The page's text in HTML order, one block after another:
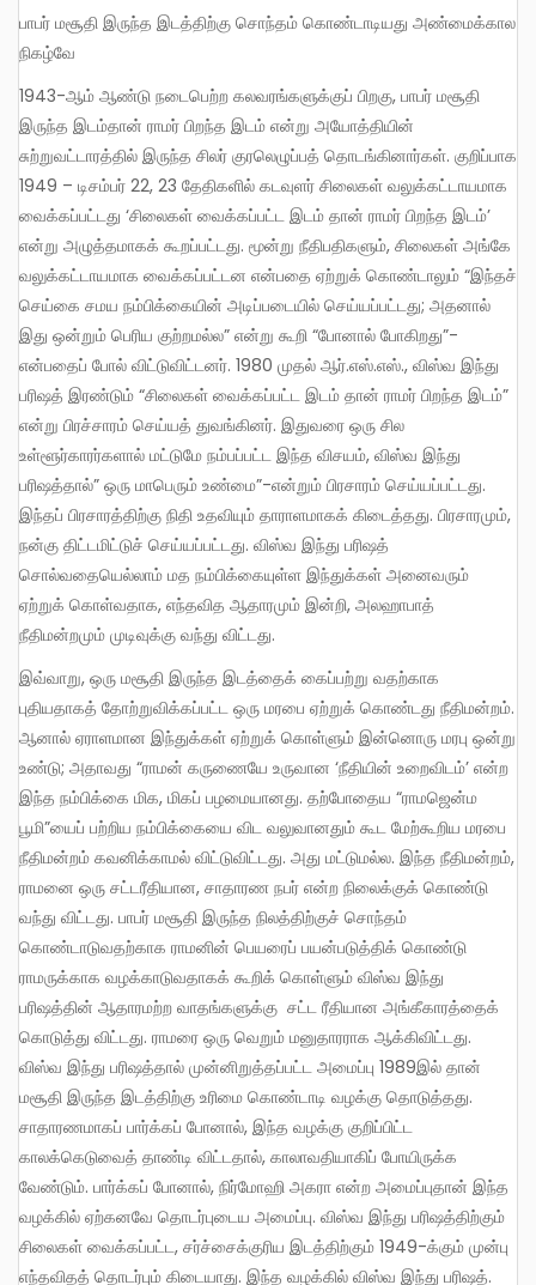
பாபர் மசூதி இருந்த இடத்திற்கு சொந்தம் கொண்டாடியது அண்மைக்கால
நிகழ்வே
1943-ஆம் ஆண்டு நடைபெற்ற கலவரங்களுக்குப் பிறகு, பாபர் மசூதி
இருந்த இடம்தான் ராமர் பிறந்த இடம் என்று அயோத்தியின்
சுற்றுவட்டாரத்தில் இருந்த சிலர் குரலெழுப்பத் தொடங்கினார்கள். குறிப்பாக
1949 – டிசம்பர் 22, 23 தேதிகளில் கடவுளர் சிலைகள் வலுக்கட்டாயமாக
வைக்கப்பட்டது ‘சிலைகள் வைக்கப்பட்ட இடம் தான் ராமர் பிறந்த இடம்’
என்று அழுத்தமாகக் கூறப்பட்டது. மூன்று நீதிபதிகளும், சிலைகள் அங்கே
வலுக்கட்டாயமாக வைக்கப்பட்டன என்பதை ஏற்றுக் கொண்டாலும் “இந்தச்
செய்கை சமய நம்பிக்கையின் அடிப்படையில் செய்யப்பட்டது; அதனால்
இது ஒன்றும் பெரிய குற்றமல்ல” என்று கூறி “போனால் போகிறது”-
என்பதைப் போல் விட்டுவிட்டனர். 1980 முதல் ஆர்.எஸ்.எஸ்., விஸ்வ இந்து
பரிஷத் இரண்டும் “சிலைகள் வைக்கப்பட்ட இடம் தான் ராமர் பிறந்த இடம்”
என்று பிரச்சாரம் செய்யத் துவங்கினர். இதுவரை ஒரு சில
உள்ளூர்காரர்களால் மட்டுமே நம்பப்பட்ட இந்த விசயம், விஸ்வ இந்து
பரிஷத்தால்” ஒரு மாபெரும் உண்மை”-என்றும் பிரசாரம் செய்யப்பட்டது.
இந்தப் பிரசாரத்திற்கு நிதி உதவியும் தாராளமாகக் கிடைத்தது. பிரசாரமும்,
நன்கு திட்டமிட்டுச் செய்யப்பட்டது. விஸ்வ இந்து பரிஷத்
சொல்வதையெல்லாம் மத நம்பிக்கையுள்ள இந்துக்கள் அனைவரும்
ஏற்றுக் கொள்வதாக, எந்தவித ஆதாரமும் இன்றி, அலஹாபாத்
நீதிமன்றமும் முடிவுக்கு வந்து விட்டது.
இவ்வாறு, ஒரு மசூதி இருந்த இடத்தைக் கைப்பற்று வதற்காக
புதியதாகத் தோற்றுவிக்கப்பட்ட ஒரு மரபை ஏற்றுக் கொண்டது நீதிமன்றம்.
ஆனால் ஏராளமான இந்துக்கள் ஏற்றுக் கொள்ளும் இன்னொரு மரபு ஒன்று
உண்டு; அதாவது “ராமன் கருணையே உருவான ‘நீதியின் உறைவிடம்’ என்ற
இந்த நம்பிக்கை மிக, மிகப் பழமையானது. தற்போதைய “ராமஜென்ம
பூமி”யைப் பற்றிய நம்பிக்கையை விட வலுவானதும் கூட மேற்கூறிய மரபை
நீதிமன்றம் கவனிக்காமல் விட்டுவிட்டது. அது மட்டுமல்ல. இந்த நீதிமன்றம்,
ராமனை ஒரு சட்டரீதியான, சாதாரண நபர் என்ற நிலைக்குக் கொண்டு
வந்து விட்டது. பாபர் மசூதி இருந்த நிலத்திற்குச் சொந்தம்
கொண்டாடுவதற்காக ராமனின் பெயரைப் பயன்படுத்திக் கொண்டு
ராமருக்காக வழக்காடுவதாகக் கூறிக் கொள்ளும் விஸ்வ இந்து
பரிஷத்தின் ஆதாரமற்ற வாதங்களுக்கு சட்ட ரீதியான அங்கீகாரத்தைக்
கொடுத்து விட்டது. ராமரை ஒரு வெறும் மனுதாரராக ஆக்கிவிட்டது.
விஸ்வ இந்து பரிஷத்தால் முன்னிறுத்தப்பட்ட அமைப்பு 1989இல் தான்
மசூதி இருந்த இடத்திற்கு உரிமை கொண்டாடி வழக்கு தொடுத்தது.
சாதாரணமாகப் பார்க்கப் போனால், இந்த வழக்கு குறிப்பிட்ட
காலக்கெடுவைத் தாண்டி விட்டதால், காலாவதியாகிப் போயிருக்க
வேண்டும். பார்க்கப் போனால், நிர்மோஹி அகரா என்ற அமைப்புதான் இந்த
வழக்கில் ஏற்கனவே தொடர்புடைய அமைப்பு. விஸ்வ இந்து பரிஷத்திற்கும்
சிலைகள் வைக்கப்பட்ட, சர்ச்சைக்குரிய இடத்திற்கும் 1949-க்கும் முன்பு
எந்தவிதத் தொடர்பும் கிடையாது. இந்த வழக்கில் விஸ்வ இந்து பரிஷத்.